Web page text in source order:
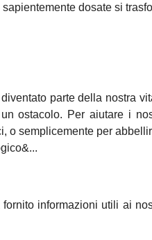
dosate si
parte della nostra
ostacolo. Per aiutare i
o semplicemente per
informazioni utili ai